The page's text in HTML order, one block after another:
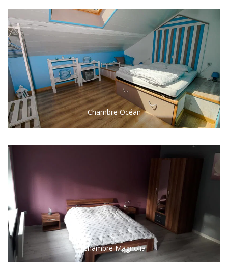
Chambre Océan
Chambre Magnolia